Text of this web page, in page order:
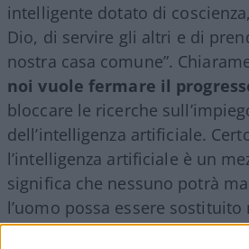
intelligente dotato di
Dio, di servire gli altri e di
nostra casa comune”.
noi vuole fermare il
bloccare le ricerche
dell’intelligenza artificiale.
l’intelligenza artificiale è un
significa che nessuno potrà
l’uomo possa essere
di pensiero, e di pensiero